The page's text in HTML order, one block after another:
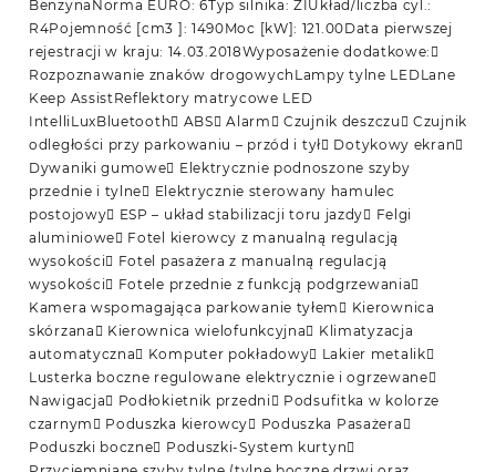
BenzynaNorma EURO: 6Typ silnika: ZIUkład/liczba cyl.:
R4Pojemność [cm3 ]: 1490Moc [kW]: 121.00Data pierwszej
rejestracji w kraju: 14.03.2018Wyposażenie dodatkowe:
Rozpoznawanie znaków drogowychLampy tylne LEDLane
Keep AssistReflektory matrycowe LED
IntelliLuxBluetooth ABS Alarm Czujnik deszczu Czujnik
odległości przy parkowaniu – przód i tył Dotykowy ekran
Dywaniki gumowe Elektrycznie podnoszone szyby
przednie i tylne Elektrycznie sterowany hamulec
postojowy ESP – układ stabilizacji toru jazdy Felgi
aluminiowe Fotel kierowcy z manualną regulacją
wysokości Fotel pasażera z manualną regulacją
wysokości Fotele przednie z funkcją podgrzewania
Kamera wspomagająca parkowanie tyłem Kierownica
skórzana Kierownica wielofunkcyjna Klimatyzacja
automatyczna Komputer pokładowy Lakier metalik
Lusterka boczne regulowane elektrycznie i ogrzewane
Nawigacja Podłokietnik przedni Podsufitka w kolorze
czarnym Poduszka kierowcy Poduszka Pasażera
Poduszki boczne Poduszki-System kurtyn